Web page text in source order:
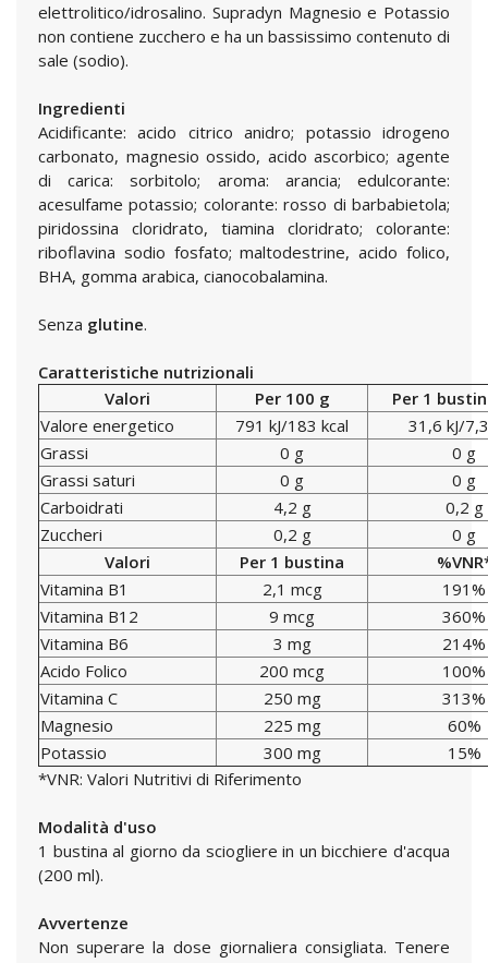
elettrolitico/idrosalino. Supradyn Magnesio e Potassio
non contiene zucchero e ha un bassissimo contenuto di
sale (sodio).
Ingredienti
Acidificante: acido citrico anidro; potassio idrogeno
carbonato, magnesio ossido, acido ascorbico; agente
di carica: sorbitolo; aroma: arancia; edulcorante:
acesulfame potassio; colorante: rosso di barbabietola;
piridossina cloridrato, tiamina cloridrato; colorante:
riboflavina sodio fosfato; maltodestrine, acido folico,
BHA, gomma arabica, cianocobalamina.
Senza glutine.
Caratteristiche nutrizionali
Valori
Per 100 g
Per 1
Valore energetico
791 kJ/183 kcal
31,6 kJ/
Grassi
0 g
0 g
Grassi saturi
0 g
0 g
Carboidrati
4,2 g
0,2 g
Zuccheri
0,2 g
0 g
Valori
Per 1 bustina
Vitamina B1
2,1 mcg
191%
Vitamina B12
9 mcg
360%
Vitamina B6
3 mg
214%
Acido Folico
200 mcg
100%
Vitamina C
250 mg
313%
Magnesio
225 mg
60%
Potassio
300 mg
15%
*VNR: Valori Nutritivi di Riferimento
Modalità d'uso
1 bustina al giorno da sciogliere in un bicchiere d'acqua
(200 ml).
Avvertenze
Non superare la dose giornaliera consigliata. Tenere